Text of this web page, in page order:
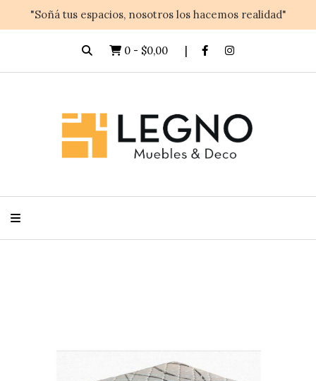
"Soñá tus espacios, nosotros los hacemos realidad"
0 - $0,00